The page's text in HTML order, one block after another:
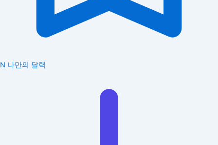
N 나만의 달력